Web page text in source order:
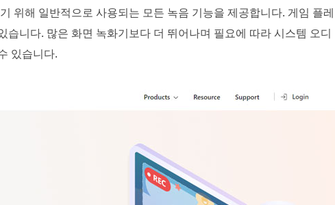
위해 일반적으로 사용되는 모든 녹음 기능을 제공합니다. 게임 플레
습니다. 많은 화면 녹화기보다 더 뛰어나며 필요에 따라 시스템 오디
있습니다.